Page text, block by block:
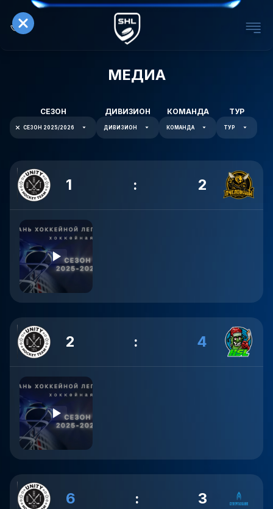
МЕДИА
СЕЗОН
СЕЗОН 2025/2026
ДИВИЗИОН
ДИВИЗИОН
КОМАНДА
КОМАНДА
ТУР
ТУР
1 : 2
2 : 4
6 : 3